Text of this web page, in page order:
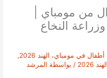
من مومباي |
النخاع
في مومباي، الهند 2026
,
/ بواسطة المرشد